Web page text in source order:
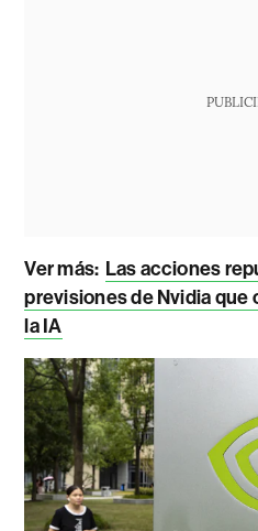
Ver más: Las acciones
previsiones de Nvidia
la IA